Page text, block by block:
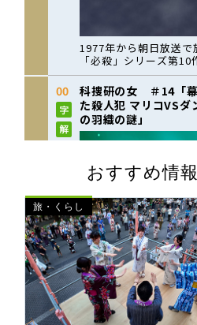
おすすめ情報
旅・くらし